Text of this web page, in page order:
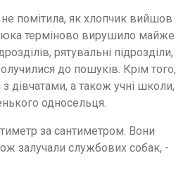
помітила, як хлопчик вийшов
терміново вирушило майже
рятувальні підрозділи,
до пошуків. Крім того,
дівчатами, а також учні школи,
односельця.
за сантиметром. Вони
залучали службових собак, -